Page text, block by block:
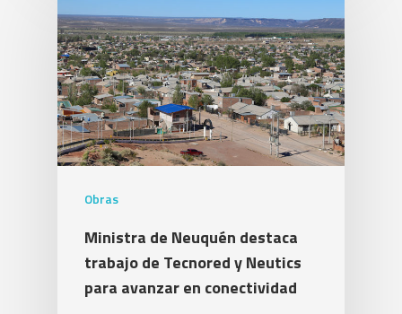
Obras
Ministra de Neuquén destaca
trabajo de Tecnored y Neutics
para avanzar en conectividad